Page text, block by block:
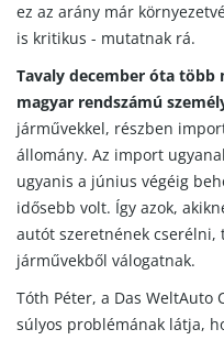
ez az arány már
is kritikus - mutatnak rá.
Tavaly december óta
magyar rendszámú
járművekkel, részben
állomány. Az import
ugyanis a június végéig
idősebb volt. Így azok,
autót szeretnének cserélni,
járművekből válogatnak.
Tóth Péter, a Das WeltAuto
súlyos problémának látja,